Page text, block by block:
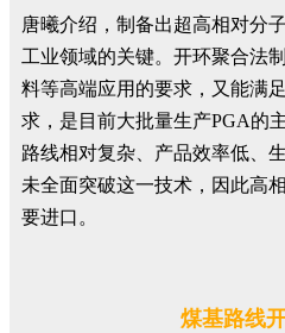
唐曦介绍，制备出超高相对分
工业领域的关键。开环聚合法
料等高端应用的要求，又能满
求，是目前大批量生产PGA的
路线相对复杂、产品效率低、
未全面突破这一技术，因此高
要进口。
煤基路线